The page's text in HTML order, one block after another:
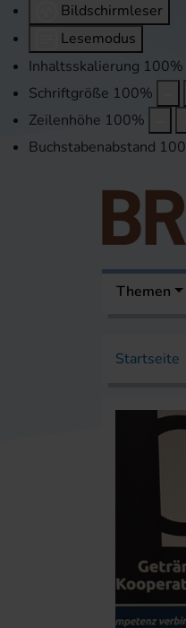
Bildschirmleser
Lesemodus
Inhaltsskalierung 100%
Schriftgröße 100%
Zeilenhöhe 100%
Buchstabenabstand 100
Themen
Startseite